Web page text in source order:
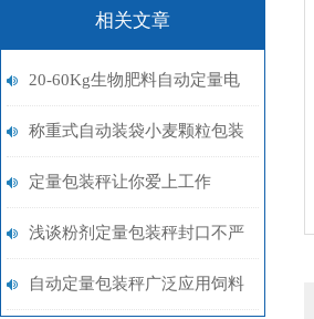
相关文章
20-60Kg生物肥料自动定量电
子包装秤厂家
称重式自动装袋小麦颗粒包装
秤25-50千克打包秤
定量包装秤让你爱上工作
浅谈粉剂定量包装秤封口不严
问题
自动定量包装秤广泛应用饲料